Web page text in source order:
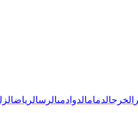
الخرجالدمامالدوادميالرسالرياض